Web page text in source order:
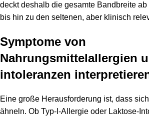
deckt deshalb die gesamte Bandbreite
bis hin zu den seltenen, aber klinisch
Symptome von
Nahrungsmittelallergien
intoleranzen
Eine große Herausforderung ist, dass
ähneln. Ob Typ-I-Allergie oder Laktose-